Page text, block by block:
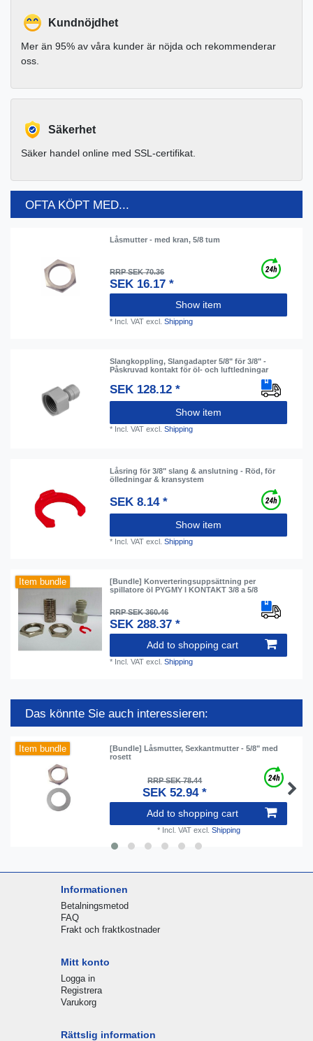
Kundnöjdhet
Mer än 95% av våra kunder är nöjda och rekommenderar
oss.
Säkerhet
Säker handel online med SSL-certifikat.
OFTA KÖPT MED...
Låsmutter - med kran, 5/8 tum
RRP SEK 70.36
SEK 16.17 *
Show item
* Incl. VAT excl.Shipping
Slangkoppling, Slangadapter 5/8" för 3/8" -
Påskruvad kontakt för öl- och luftledningar
SEK 128.12 *
Show item
* Incl. VAT excl.Shipping
Låsring för 3/8" slang & anslutning - Röd, för
ölledningar & kransystem
SEK 8.14 *
Show item
* Incl. VAT excl.Shipping
Item bundle
[Bundle] Konverteringsuppsättning per
spillatore öl PYGMY I KONTAKT 3/8 a 5/8
RRP SEK 360.46
SEK 288.37 *
Add to shopping cart
* Incl. VAT excl.Shipping
Das könnte Sie auch interessieren:
Item bundle
[Bundle] Låsmutter, Sexkantmutter - 5/8" med
rosett
RRP SEK 78.44
SEK 52.94 *
Add to shopping cart
* Incl. VATexcl. Shipping
Informationen
Betalningsmetod
FAQ
Frakt och fraktkostnader
Mitt konto
Logga in
Registrera
Varukorg
Rättslig information